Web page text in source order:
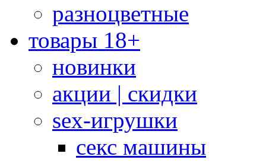
разноцветные
товары 18+
новинки
акции | скидки
sex-игрушки
секс машины